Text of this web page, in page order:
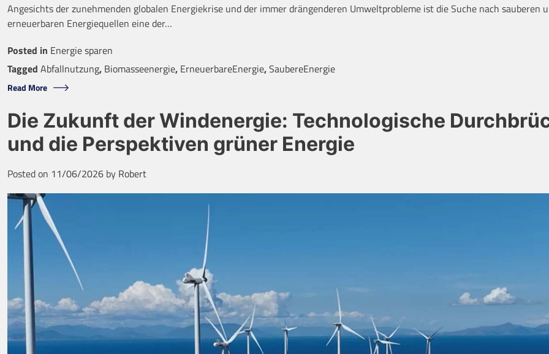
Angesichts der zunehmenden globalen Energiekrise und der immer drängenderen Umweltprobleme ist die Suche nach sauberen
erneuerbaren Energiequellen eine der…
Posted in Energie sparen
Tagged Abfallnutzung, Biomasseenergie, ErneuerbareEnergie,SaubereEnergie
Read More
Die Zukunft der Windenergie: Technologische
und die Perspektiven grüner Energie
Posted on 11/06/2026 by Robert